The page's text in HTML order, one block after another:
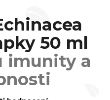
50 ml
imunity a